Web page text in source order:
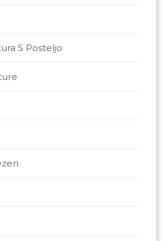
S Posteljo